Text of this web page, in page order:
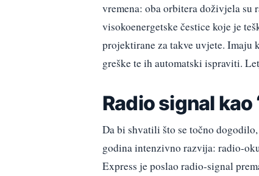
vremena: oba orbitera doživjela su
visokoenergetske čestice koje je
projektirane za takve uvjete. Imaju
greške te ih automatski ispraviti.
Radio signal
Da bi shvatili što se točno
godina intenzivno razvija: radio-
Express je poslao radio-signal